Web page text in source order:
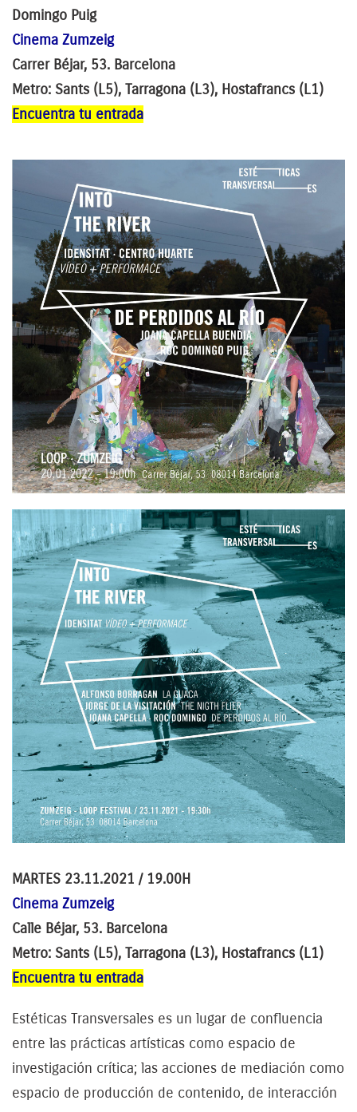
Domingo Puig
Cinema Zumzeig
Carrer Béjar, 53. Barcelona
Metro: Sants (L5), Tarragona (L3), Hostafrancs (L1)
Encuentra tu entrada
MARTES 23.11.2021 / 19.00H
Cinema Zumzeig
Calle Béjar, 53. Barcelona
Metro: Sants (L5), Tarragona (L3), Hostafrancs (L1)
Encuentra tu entrada
Estéticas Transversales es un lugar de confluencia
entre las prácticas artísticas como espacio de
investigación crítica; las acciones de mediación como
espacio de producción de contenido, de interacción